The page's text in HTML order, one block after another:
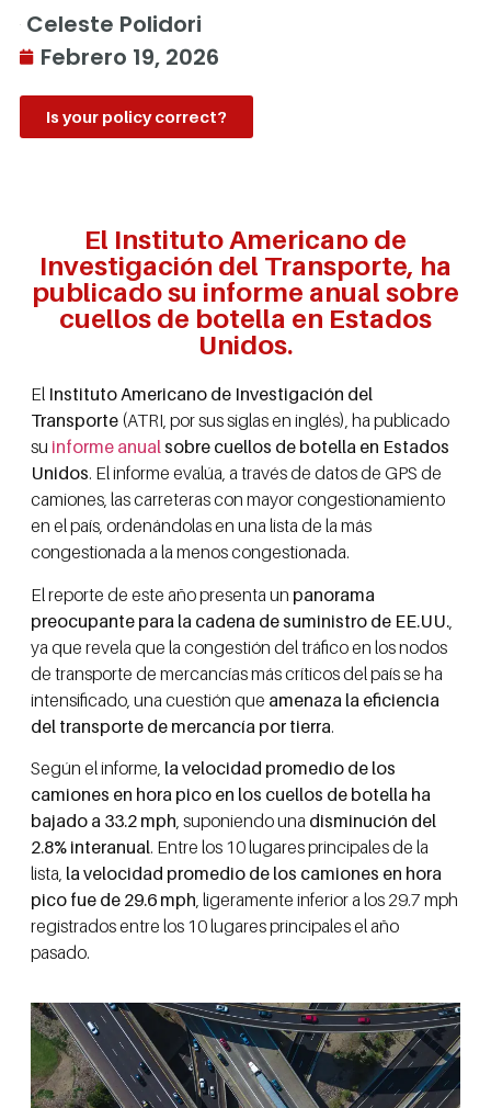
Celeste Polidori
Febrero 19, 2026
Is your policy correct?
El Instituto Americano de
Investigación del Transporte, ha
publicado su informe anual sobre
cuellos de botella en Estados
Unidos.
El Instituto Americano de Investigación del
Transporte (ATRI, por sus siglas en inglés), ha publicado
su informe anualsobre cuellos de botella en Estados
Unidos. El informe evalúa, a través de datos de GPS de
camiones, las carreteras con mayor congestionamiento
en el país, ordenándolas en una lista de la más
congestionada a la menos congestionada.
El reporte de este año presenta un panorama
preocupante para la cadena de suministro de EE.UU.
ya que revela que la congestión del tráfico en los nodos
de transporte de mercancías más críticos del país se ha
intensificado, una cuestión que amenaza la eficiencia
del transporte de mercancía por tierra.
Según el informe, la velocidad promedio de los
camiones en hora pico en los cuellos de botella ha
bajado a 33.2 mph, suponiendo una disminución del
2.8% interanual. Entre los 10 lugares principales de la
lista, la velocidad promedio de los camiones en hora
pico fue de 29.6 mph, ligeramente inferior a los 29.7 mph
registrados entre los 10 lugares principales el año
pasado.